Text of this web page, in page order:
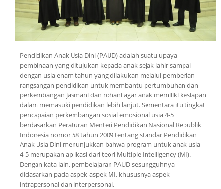
Pendidikan Anak Usia Dini (PAUD) adalah suatu upaya
pembinaan yang ditujukan kepada anak sejak lahir sampai
dengan usia enam tahun yang dilakukan melalui pemberian
rangsangan pendidikan untuk membantu pertumbuhan dan
perkembangan jasmani dan rohani agar anak memiliki kesiapan
dalam memasuki pendidikan lebih lanjut. Sementara itu tingkat
pencapaian perkembangan sosial emosional usia 4-5
berdasarkan Peraturan Menteri Pendidikan Nasional Republik
Indonesia nomor 58 tahun 2009 tentang standar Pendidikan
Anak Usia Dini menunjukkan bahwa program untuk anak usia
4-5 merupakan aplikasi dari teori Multiple Intelligency (MI).
Dengan kata lain, pembelajaran PAUD sesungguhnya
didasarkan pada aspek-aspek MI, khususnya aspek
intrapersonaldan interpersonal.